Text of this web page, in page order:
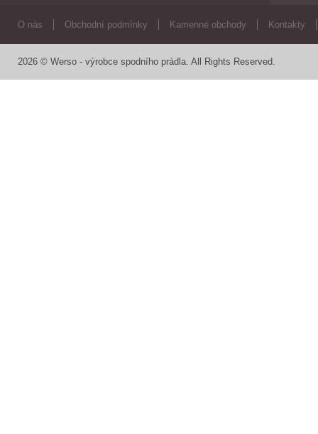
O nás Obchodní podmínky Kamenné obchody Kontakty
2026 © Werso - výrobce spodního prádla. All Rights Reserved.